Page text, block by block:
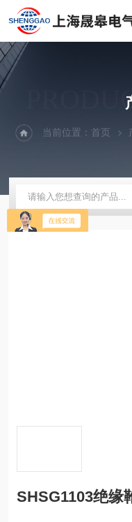
当前位置：首页
SHSG1103绝缘